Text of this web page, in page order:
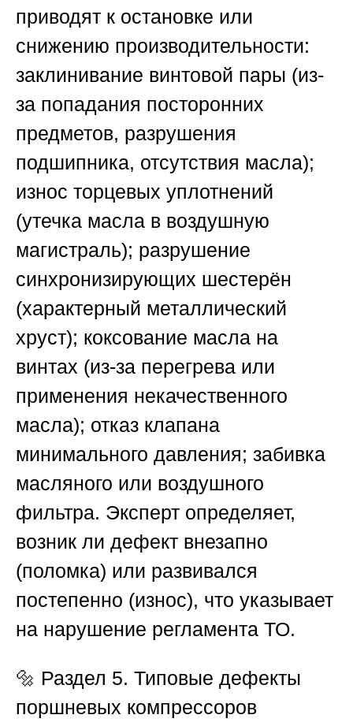
приводят к остановке или
снижению производительности:
заклинивание винтовой пары (из-
за попадания посторонних
предметов, разрушения
подшипника, отсутствия масла);
износ торцевых уплотнений
(утечка масла в воздушную
магистраль); разрушение
синхронизирующих шестерён
(характерный металлический
хруст); коксование масла на
винтах (из-за перегрева или
применения некачественного
масла); отказ клапана
минимального давления; забивка
масляного или воздушного
фильтра. Эксперт определяет,
возник ли дефект внезапно
(поломка) или развивался
постепенно (износ), что указывает
на нарушение регламента ТО.
🔩 Раздел 5. Типовые дефекты
поршневых компрессоров